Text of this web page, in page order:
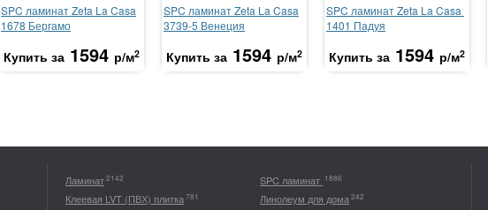
SPC ламинат Zeta La Casa
1678 Бергамо
Купить за 1594 р/м2
SPC ламинат Zeta La Casa
3739-5 Венеция
Купить за 1594 р/м2
SPC ламинат Zeta La Casa
1401 Падуя
Купить за 1594 р/м2
Ламинат2142 SPC ламинат 1886
Клеевая LVT (ПВХ) плитка781 Линолеум для дома242